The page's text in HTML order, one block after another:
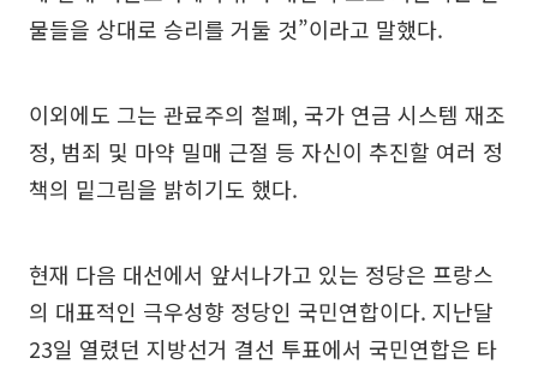
물들을 상대로 승리를 거둘 것”이라고 말했다.
이외에도 그는 관료주의 철폐, 국가 연금 시스템 재조
정, 범죄 및 마약 밀매 근절 등 자신이 추진할 여러 정
책의 밑그림을 밝히기도 했다.
현재 다음 대선에서 앞서나가고 있는 정당은 프랑스
의 대표적인 극우성향 정당인 국민연합이다. 지난달
23일 열렸던 지방선거 결선 투표에서 국민연합은 타